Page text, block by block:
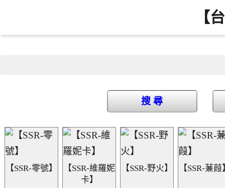
【
搜 尋
【SSR-零號】
【SSR-維羅妮
卡】
【SSR-野火】 【SSR-蒹葭